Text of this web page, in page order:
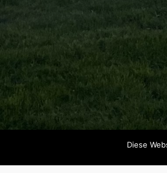
Schwertkampf- Diese